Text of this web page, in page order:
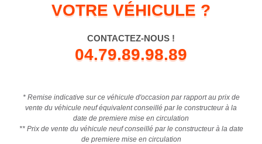
VOTRE VÉHICULE ?
CONTACTEZ-NOUS !
04.79.89.98.89
* Remise indicative sur ce véhicule d'occasion par rapport au prix de
vente du véhicule neuf équivalent conseillé par le constructeur à la
date de premiere mise en circulation
** Prix de vente du véhicule neuf conseillé par le constructeur à la date
de premiere mise en circulation